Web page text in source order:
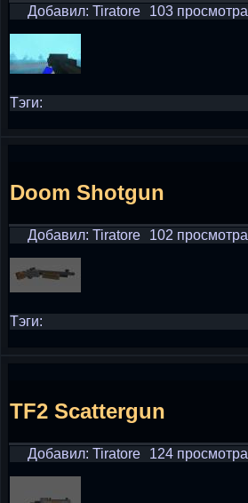
Добавил: Tiratore 103 просмотра
Тэги:
Doom Shotgun
Добавил: Tiratore 102 просмотра
Тэги:
TF2 Scattergun
Добавил: Tiratore 124 просмотра